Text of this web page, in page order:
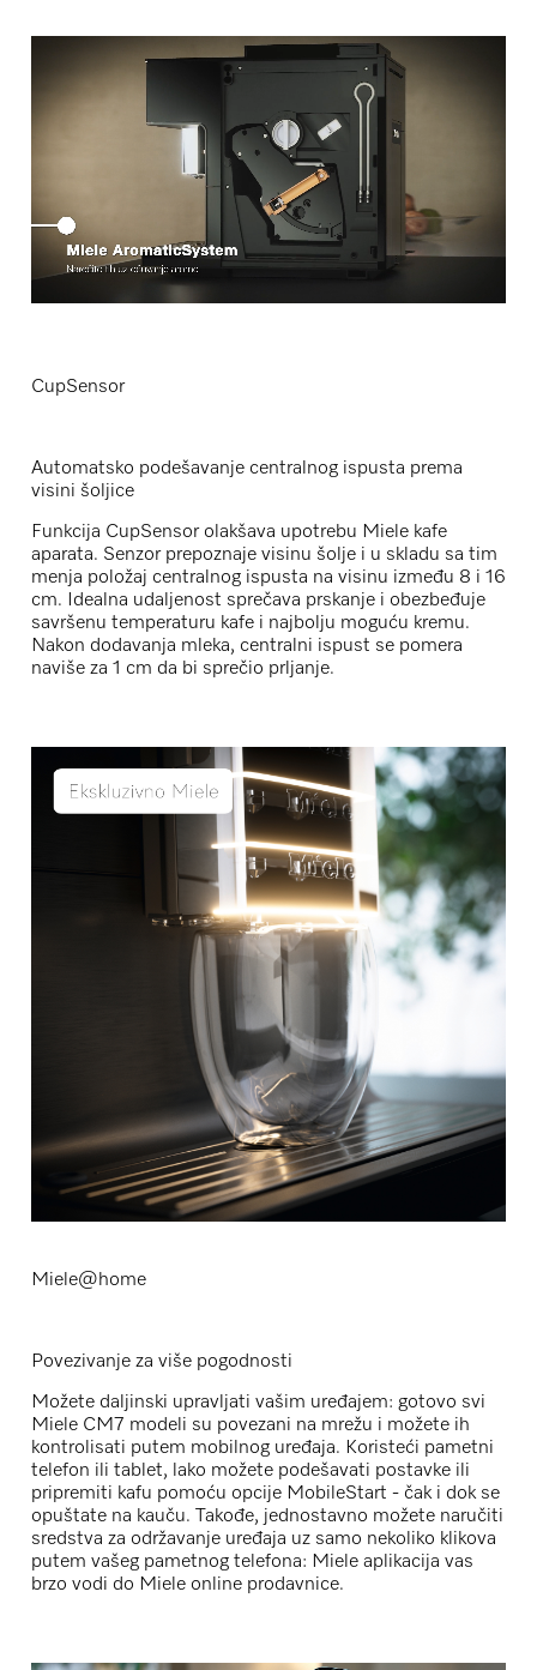
CupSensor
Automatsko podešavanje centralnog ispusta prema
visini šoljice
Funkcija CupSensor olakšava upotrebu Miele kafe
aparata. Senzor prepoznaje visinu šolje i u skladu sa tim
menja položaj centralnog ispusta na visinu između 8 i 16
cm. Idealna udaljenost sprečava prskanje i obezbeđuje
savršenu temperaturu kafe i najbolju moguću kremu.
Nakon dodavanja mleka, centralni ispust se pomera
naviše za 1 cm da bi sprečio prljanje.
Miele@home
Povezivanje za više pogodnosti
Možete daljinski upravljati vašim uređajem: gotovo svi
Miele CM7 modeli su povezani na mrežu i možete ih
kontrolisati putem mobilnog uređaja. Koristeći pametni
telefon ili tablet, lako možete podešavati postavke ili
pripremiti kafu pomoću opcije MobileStart - čak i dok se
opuštate na kauču. Takođe, jednostavno možete naručiti
sredstva za održavanje uređaja uz samo nekoliko klikova
putem vašeg pametnog telefona: Miele aplikacija vas
brzo vodi do Miele online prodavnice.